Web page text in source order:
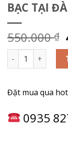
BẠC TẠI
550.000₫
BẠT PHỦ Ô TÔ
Đặt mua qua
0935